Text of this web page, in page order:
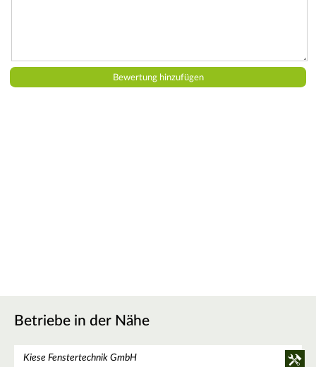
Betriebe in der Nähe
Kiese Fenstertechnik GmbH